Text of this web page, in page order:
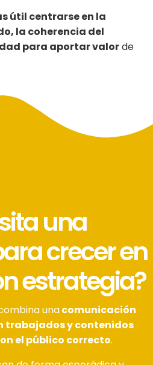
útil centrarse en la
la coherencia del
para aportar valorde
una
crecer en
estrategia?
unacomunicación
trabajados y contenidos
el público correcto.